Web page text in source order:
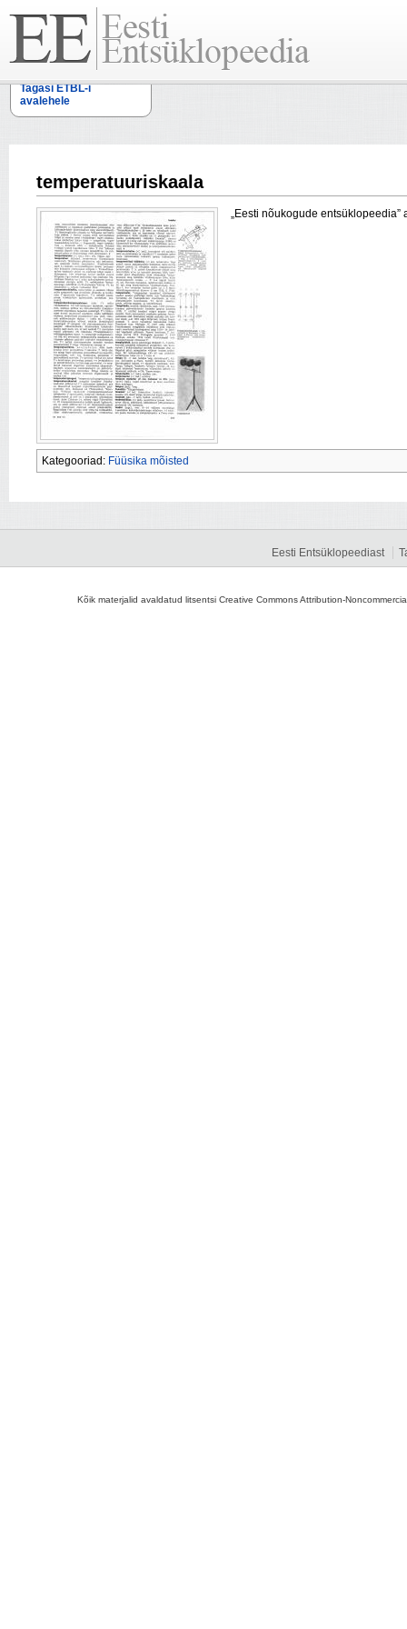
Tagasi ETBL-i
avalehele
temperatuuriskaala
„Eesti nõukogude
Kategooriad: Füüsika mõisted
Eesti Entsüklopeediast
Kõik materjalid avaldatud litsentsi Creative Commons Attribution-